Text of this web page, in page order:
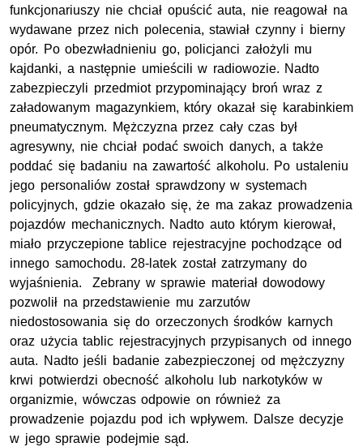
funkcjonariuszy nie chciał opuścić auta, nie reagował na
wydawane przez nich polecenia, stawiał czynny i bierny
opór. Po obezwładnieniu go, policjanci założyli mu
kajdanki, a następnie umieścili w radiowozie. Nadto
zabezpieczyli przedmiot przypominający broń wraz z
załadowanym magazynkiem, który okazał się karabinkiem
pneumatycznym. Mężczyzna przez cały czas był
agresywny, nie chciał podać swoich danych, a także
poddać się badaniu na zawartość alkoholu. Po ustaleniu
jego personaliów został sprawdzony w systemach
policyjnych, gdzie okazało się, że ma zakaz prowadzenia
pojazdów mechanicznych. Nadto auto którym kierował,
miało przyczepione tablice rejestracyjne pochodzące od
innego samochodu. 28-latek został zatrzymany do
wyjaśnienia. Zebrany w sprawie materiał dowodowy
pozwolił na przedstawienie mu zarzutów
niedostosowania się do orzeczonych środków karnych
oraz użycia tablic rejestracyjnych przypisanych od innego
auta. Nadto jeśli badanie zabezpieczonej od mężczyzny
krwi potwierdzi obecność alkoholu lub narkotyków w
organizmie, wówczas odpowie on również za
prowadzenie pojazdu pod ich wpływem. Dalsze decyzje
w jego sprawie podejmie sąd.